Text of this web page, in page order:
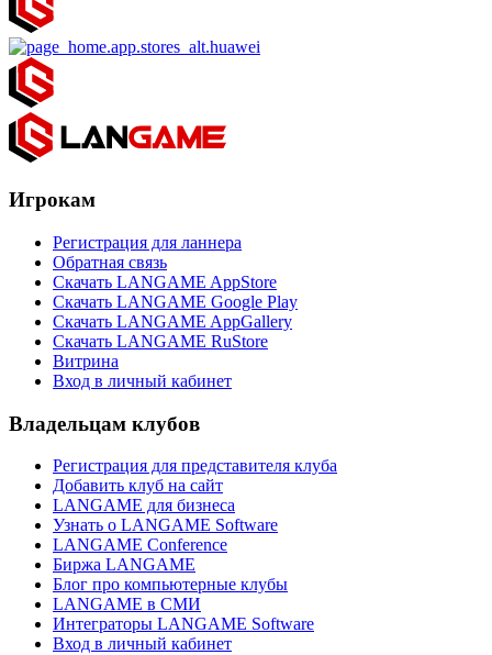
Игрокам
Регистрация для ланнера
Обратная связь
Скачать LANGAME AppStore
Скачать LANGAME Google Play
Скачать LANGAME AppGallery
Скачать LANGAME RuStore
Витрина
Вход в личный кабинет
Владельцам клубов
Регистрация для представителя клуба
Добавить клуб на сайт
LANGAME для бизнеса
Узнать о LANGAME Software
LANGAME Conference
Биржа LANGAME
Блог про компьютерные клубы
LANGAME в СМИ
Интеграторы LANGAME Software
Вход в личный кабинет